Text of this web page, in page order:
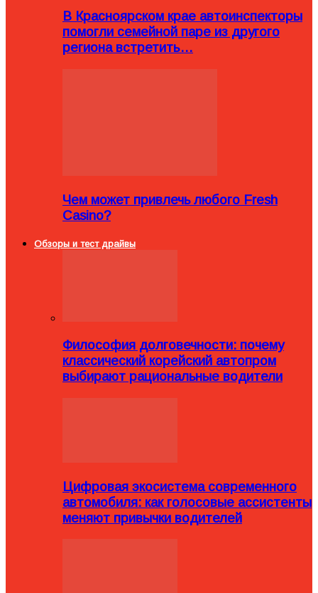
В Красноярском крае автоинспекторы
помогли семейной паре из другого
региона встретить…
Чем может привлечь любого Fresh
Casino?
Обзоры и тест драйвы
Философия долговечности: почему
классический корейский автопром
выбирают рациональные водители
Цифровая экосистема современного
автомобиля: как голосовые ассистенты
меняют привычки водителей